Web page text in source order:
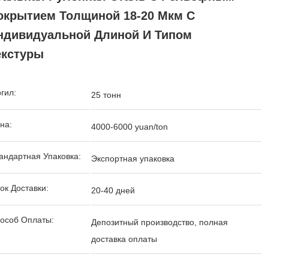
Толщиной 18-20 Мкм С
Длиной И Типом
25 тонн
4000-6000 yuan/ton
Упаковка: Экспортная упаковка
Доставки: 20-40 дней
Оплаты:
Депозитный производство, полная
доставка оплаты